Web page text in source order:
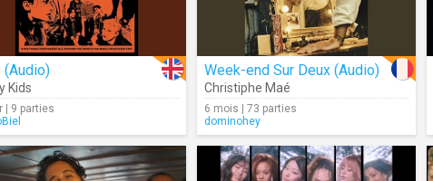
(Audio)
Kids
| 9 parties
Week-end Sur Deux (Audio)
Christiphe Maé
6 mois | 73 parties
dominohey